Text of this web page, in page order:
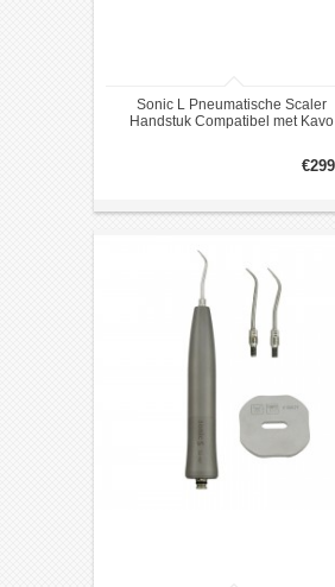
Sonic L Pneumatische Scaler
Handstuk Compatibel met Kavo